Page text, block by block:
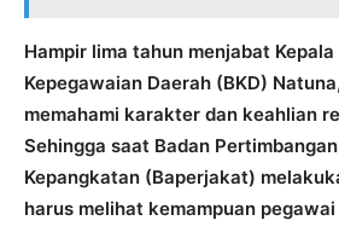
Hampir lima tahun menjabat Kepala
Kepegawaian Daerah (BKD)
memahami karakter dan keahlian
Sehingga saat Badan
Kepangkatan (Baperjakat)
harus melihat kemampuan